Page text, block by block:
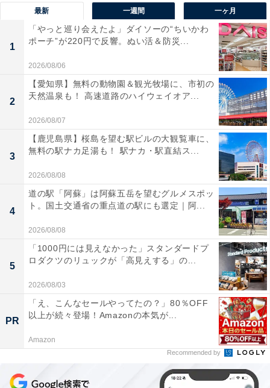
泉、山中温泉）／108票
1位に選ばれたのは、加賀温泉郷でした。
粟津・片山津・山代・山中の4湯からなる加賀温泉郷。
それぞれに異なる趣や泉質をもちますが、温泉地同士の
距離が車で数十分ほどと近いので、気軽に湯巡り旅を楽
しめます。このエリアは、ほかにも「日本三大子供歌舞
伎」の1つに数えられる「曳山子供歌舞伎」や、松尾芭
蕉も愛したとされる「小松うどん」、色鮮やかで美しい
伝統工芸の「九谷焼」などの魅力がたくさん。温泉に癒
されながら、歴史・文化・グルメまでしっかり満喫でき
ます。
回答者からは「現代的な温泉リゾートの魅力が共存し、
歴史・文化・自然・グルメ・アートと五拍子そろった温
泉郷を楽しんで欲しいです」（40代女性／埼玉県）、
「温泉の町がたくさんあり、選び放題だし、全部回って
温泉比べも良し」（60代男性／大阪府）、「山中温泉を
以前利用して、好きになりました。特に日本的景観が外
国の方にはおすすめです」（30代女性／福岡県）、「九
谷焼や輪島塗などの工芸体験ができて、日本文化を深く
知ることができるから」（50代女性／兵庫県）などの声
最新 一週間 一ヶ月
1
「やっと巡り会えたよ」ダイソーの“ちいかわ
ポーチ”が220円で反響。ぬい活＆防災...
2026/08/06
2
【愛知県】無料の動物園＆観光牧場に、市初の
天然温泉も！ 高速道路のハイウェイオア...
2026/08/07
3
【鹿児島県】桜島を望む駅ビルの大観覧車に、
無料の駅ナカ足湯も！ 駅ナカ・駅直結ス...
2026/08/08
4
道の駅「阿蘇」は阿蘇五岳を望むグルメスポッ
ト。国土交通省の重点道の駅にも選定｜阿...
2026/08/08
5
「1000円には見えなかった」スタンダードプ
ロダクツのリュックが「高見えする」の...
2026/08/03
PR
「え、こんなセールやってたの？」80％OFF
以上が続々登場！Amazonの本気が...
Amazon
Recommended by